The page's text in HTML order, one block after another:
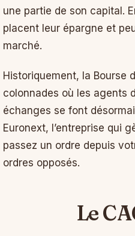
une partie de son capital.
placent leur épargne et
marché.
Historiquement, la Bourse
colonnades où les agents
échanges se font
Euronext, l’entreprise qui
passez un ordre depuis
ordres opposés.
Le